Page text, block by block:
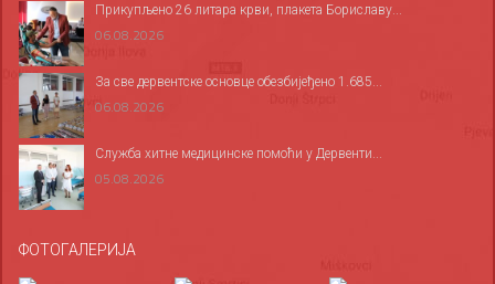
Прикупљено 26 литара крви, плакета Бориславу...
06.08.2026
За све дервентске основце обезбијеђено 1.685...
06.08.2026
Служба хитне медицинске помоћи у Дервенти...
05.08.2026
ФОТОГАЛЕРИЈА